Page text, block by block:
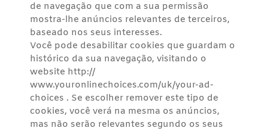
de navegação que com a sua permissão
mostra-lhe anúncios relevantes de terceiros,
baseado nos seus interesses.
Você pode desabilitar cookies que guardam o
histórico da sua navegação, visitando o
website http://
www.youronlinechoices.com/uk/your-ad-
choices . Se escolher remover este tipo de
cookies, você verá na mesma os anúncios,
mas não serão relevantes segundo os seus